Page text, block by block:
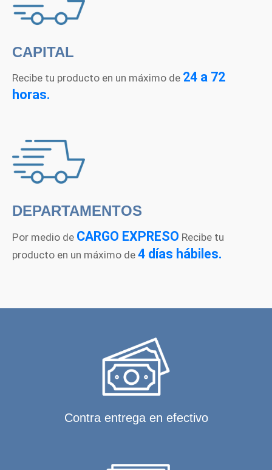
CAPITAL
Recibe tu producto en un máximo de 24 a 72
horas.
DEPARTAMENTOS
Por medio de CARGO EXPRESO Recibe tu
producto en un máximo de 4 días hábiles.
Contra entrega en efectivo